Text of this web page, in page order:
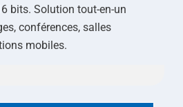
bits. Solution tout-en-un
conférences, salles
mobiles.